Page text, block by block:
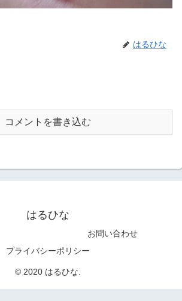
はるひな
コメントを書き込む
はるひな
お問い合わせ
プライバシーポリシー
© 2020 はるひな.